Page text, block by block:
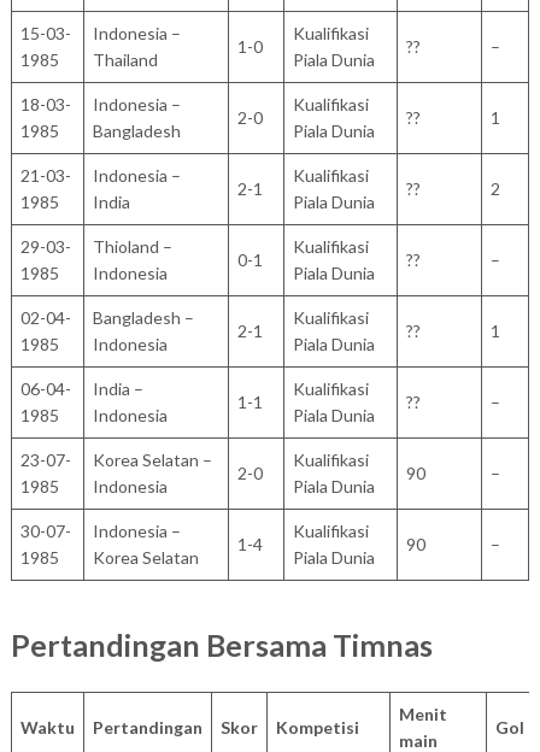
15-03-
1985
Indonesia –
Thailand
1-0
Kualifikasi
Piala Dunia
?? –
18-03-
1985
Indonesia –
Bangladesh
2-0
Kualifikasi
Piala Dunia
?? 1
21-03-
1985
Indonesia –
India
2-1
Kualifikasi
Piala Dunia
?? 2
29-03-
1985
Thioland –
Indonesia
0-1
Kualifikasi
Piala Dunia
?? –
02-04-
1985
Bangladesh –
Indonesia
2-1
Kualifikasi
Piala Dunia
?? 1
06-04-
1985
India –
Indonesia
1-1
Kualifikasi
Piala Dunia
?? –
23-07-
1985
Korea Selatan –
Indonesia
2-0
Kualifikasi
Piala Dunia
90 –
30-07-
1985
Indonesia –
Korea Selatan
1-4
Kualifikasi
Piala Dunia
90 –
Pertandingan Bersama Timnas
Waktu Pertandingan Skor Kompetisi
Menit
main
Gol